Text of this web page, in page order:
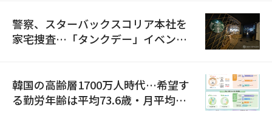
警察、スターバックスコリア本社を
家宅捜査…「タンクデー」イベント
韓国の高齢層1700万人時代…希望す
る勤労年齢は平均73.6歳・月平均賃